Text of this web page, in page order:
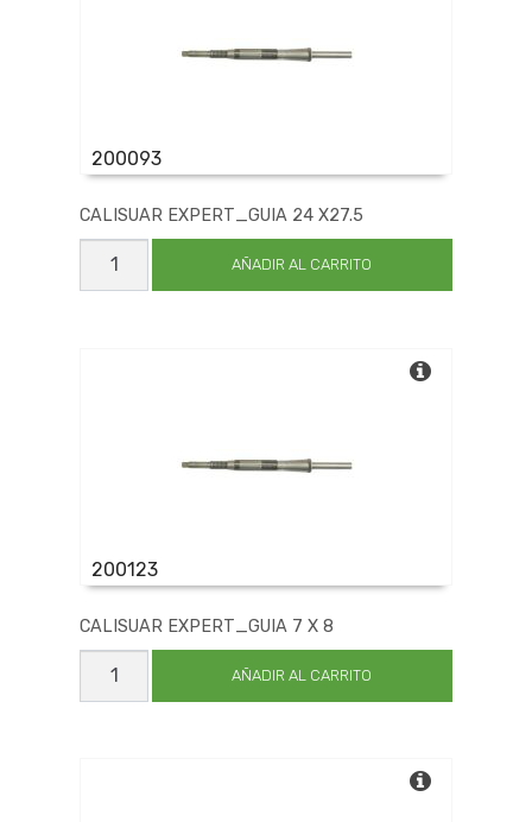
200093
CALISUAR EXPERT_GUIA 24 X27.5
CALISUAR
EXPERT_GUIA
AÑADIR AL CARRITO
200123
CALISUAR EXPERT_GUIA 7 X 8
CALISUAR
EXPERT_GUIA
AÑADIR AL CARRITO